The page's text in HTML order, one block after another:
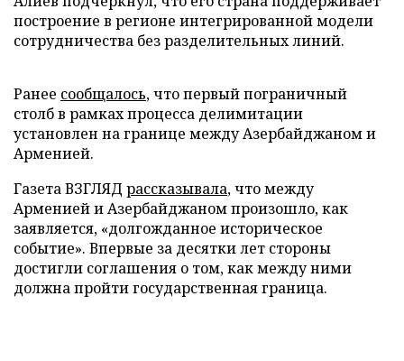
построение в регионе интегрированной модели
сотрудничества без разделительных линий.
Ранее сообщалось, что первый пограничный
столб в рамках процесса делимитации
установлен на границе между Азербайджаном и
Арменией.
Газета ВЗГЛЯД рассказывала, что между
Арменией и Азербайджаном произошло, как
заявляется, «долгожданное историческое
событие». Впервые за десятки лет стороны
достигли соглашения о том, как между ними
должна пройти государственная граница.